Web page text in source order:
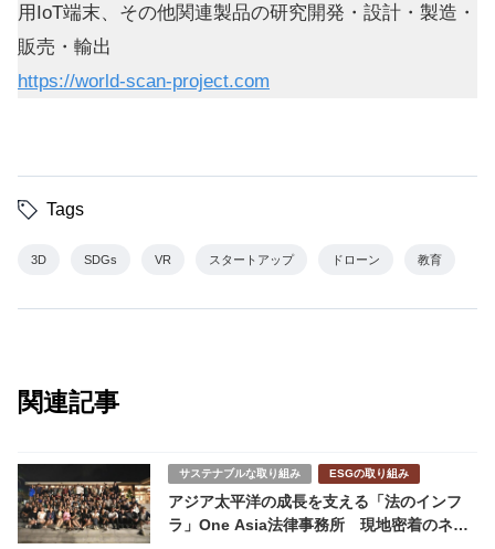
用IoT端末、その他関連製品の研究開発・設計・製造・
販売・輸出
https://world-scan-project.com
Tags
3D SDGs VR スタートアップ ドローン 教育
関連記事
サステナブルな取り組み ESGの取り組み
アジア太平洋の成長を支える「法のインフ
ラ」One Asia法律事務所 現地密着のネッ